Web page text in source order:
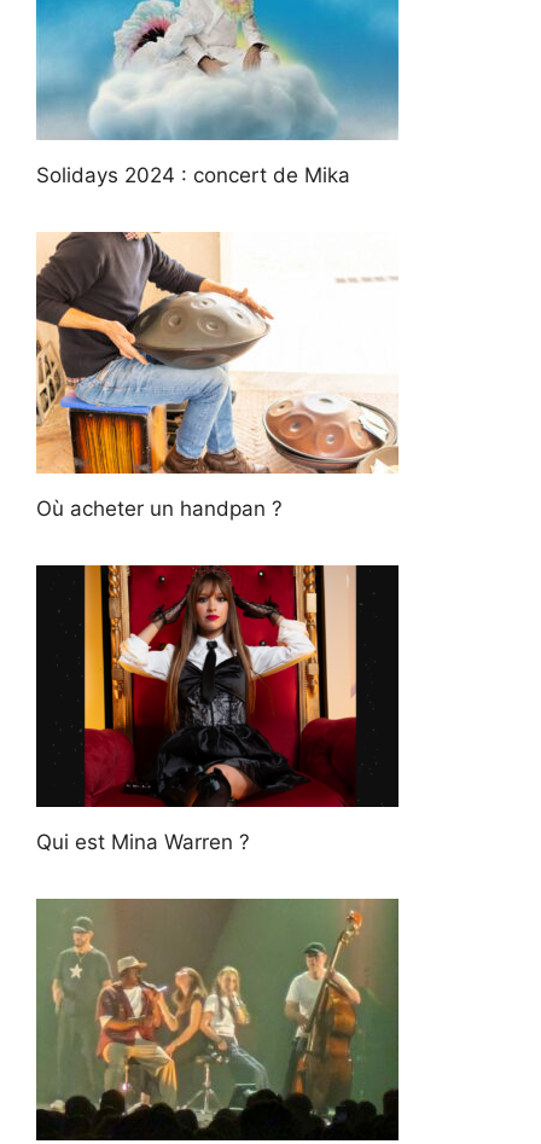
Solidays 2024 : concert de Mika
Où acheter un handpan ?
Qui est Mina Warren ?